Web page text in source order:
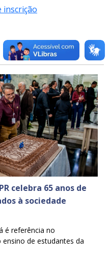
inscrição
celebra 65 anos de
à sociedade
é referência no
de estudantes da